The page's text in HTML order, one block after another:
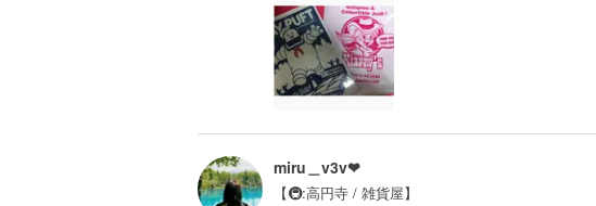
miru＿v3v❤︎
【🚇:高円寺 / 雑貨屋】